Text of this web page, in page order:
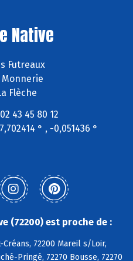
Native
Futreaux
Monnerie
Flèche
43 45 80 12
° , -0,051436 °
(72200) est proche de :
72200 Mareil s/Loir,
Pringé, 72270 Bousse, 72270